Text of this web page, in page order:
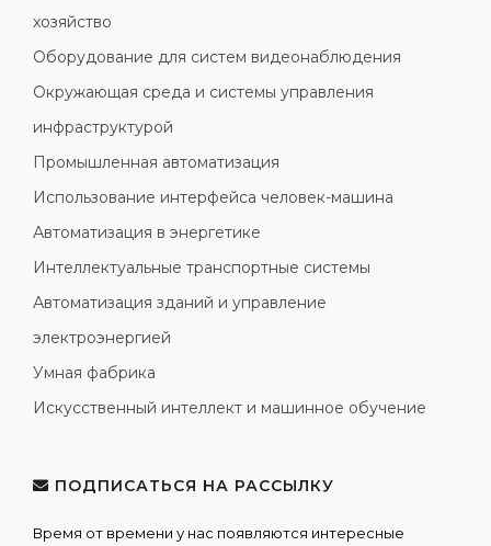
хозяйство
Оборудование для систем видеонаблюдения
Окружающая среда и системы управления
инфраструктурой
Промышленная автоматизация
Использование интерфейса человек-машина
Автоматизация в энергетике
Интеллектуальные транспортные системы
Автоматизация зданий и управление
электроэнергией
Умная фабрика
Искусственный интеллект и машинное обучение
ПОДПИСАТЬСЯ НА РАССЫЛКУ
Время от времени у нас появляются интересные